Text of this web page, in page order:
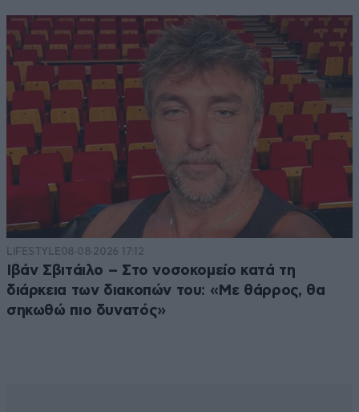
LIFESTYLE08·08·2026 17:12
Ιβάν Σβιτάιλο – Στο νοσοκομείο κατά τη
διάρκεια των διακοπών του: «Με θάρρος, θα
σηκωθώ πιο δυνατός»